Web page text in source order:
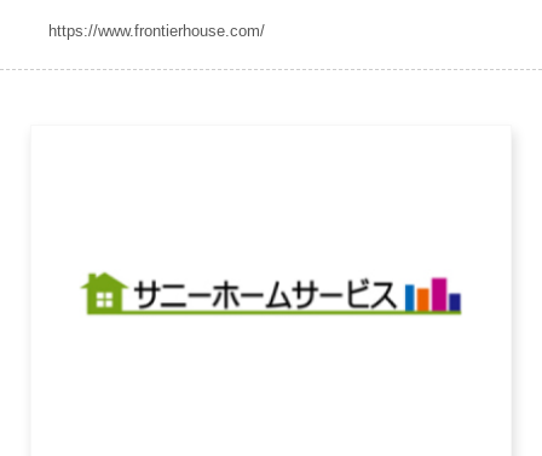
https://www.frontierhouse.com/